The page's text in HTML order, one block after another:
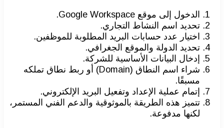
الدخول إلى موقع Google Workspace.
تحديد اسم النشاط التجاري.
اختيار عدد حسابات البريد المطلوبة للموظفين.
تحديد الدولة والموقع الجغرافي.
إدخال البيانات الأساسية للشركة.
شراء اسم النطاق (Domain) أو ربط نطاق تملكه
مسبقًا.
إتمام عملية الإعداد وتفعيل البريد الإلكتروني.
تتميز هذه الطريقة بالموثوقية والدعم الفني المستمر،
لكنها مدفوعة.